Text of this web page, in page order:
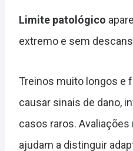
Limite patológico
extremo e sem
Treinos muito longos e
causar sinais de dano,
casos raros.
ajudam a distinguir